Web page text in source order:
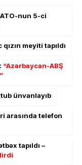
nun 5-ci
meyiti tapıldı
“Azərbaycan-ABŞ
ünvanlayıb
arasında telefon
tapıldı –